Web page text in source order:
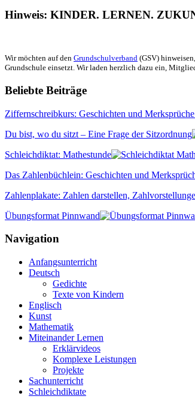
Hinweis: KINDER. LERNEN.
Wir möchten auf den Grundschulverband (GSV)
Grundschule einsetzt. Wir laden herzlich dazu ein,
Beliebte Beiträge
Ziffernschreibkurs: Geschichten und
Du bist, wo du sitzt – Eine Frage der Sitzordnung
Schleichdiktat: Mathestunde
Das Zahlenbüchlein: Geschichten und
Zahlenplakate: Zahlen darstellen,
Übungsformat Pinnwand
Navigation
Anfangsunterricht
Deutsch
Gedichte
Texte von Kindern
Englisch
Kunst
Mathematik
Miteinander Lernen
Erklärvideos
Komplexe Leistungen
Projekte
Sachunterricht
Schleichdiktate